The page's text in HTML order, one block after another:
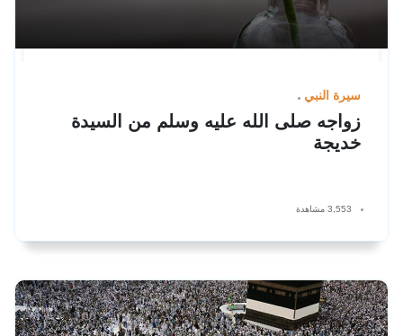
سيرة النبي
زواجه صلى الله عليه وسلم من السيدة
خديجة
3,553 مشاهدة